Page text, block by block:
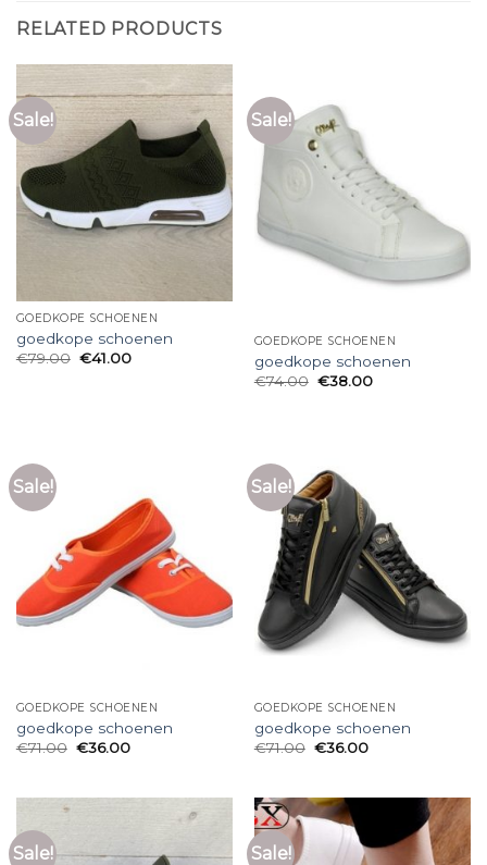
RELATED PRODUCTS
Sale!
GOEDKOPE SCHOENEN
goedkope schoenen
€79.00 €41.00
Sale!
GOEDKOPE SCHOENEN
goedkope schoenen
€74.00 €38.00
Sale!
GOEDKOPE SCHOENEN
goedkope schoenen
€71.00 €36.00
Sale!
GOEDKOPE SCHOENEN
goedkope schoenen
€71.00 €36.00
Sale! Sale!